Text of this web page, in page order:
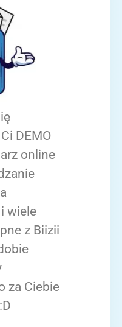
DEMO
online
wiele
z Biizii
za Ciebie